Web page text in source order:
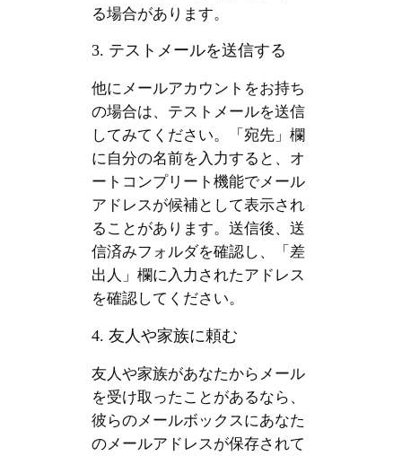
る場合があります。
3. テストメールを送信する
他にメールアカウントをお持ち
の場合は、テストメールを送信
してみてください。「宛先」欄
に自分の名前を入力すると、オ
ートコンプリート機能でメール
アドレスが候補として表示され
ることがあります。送信後、送
信済みフォルダを確認し、「差
出人」欄に入力されたアドレス
を確認してください。
4. 友人や家族に頼む
友人や家族があなたからメール
を受け取ったことがあるなら、
彼らのメールボックスにあなた
のメールアドレスが保存されて